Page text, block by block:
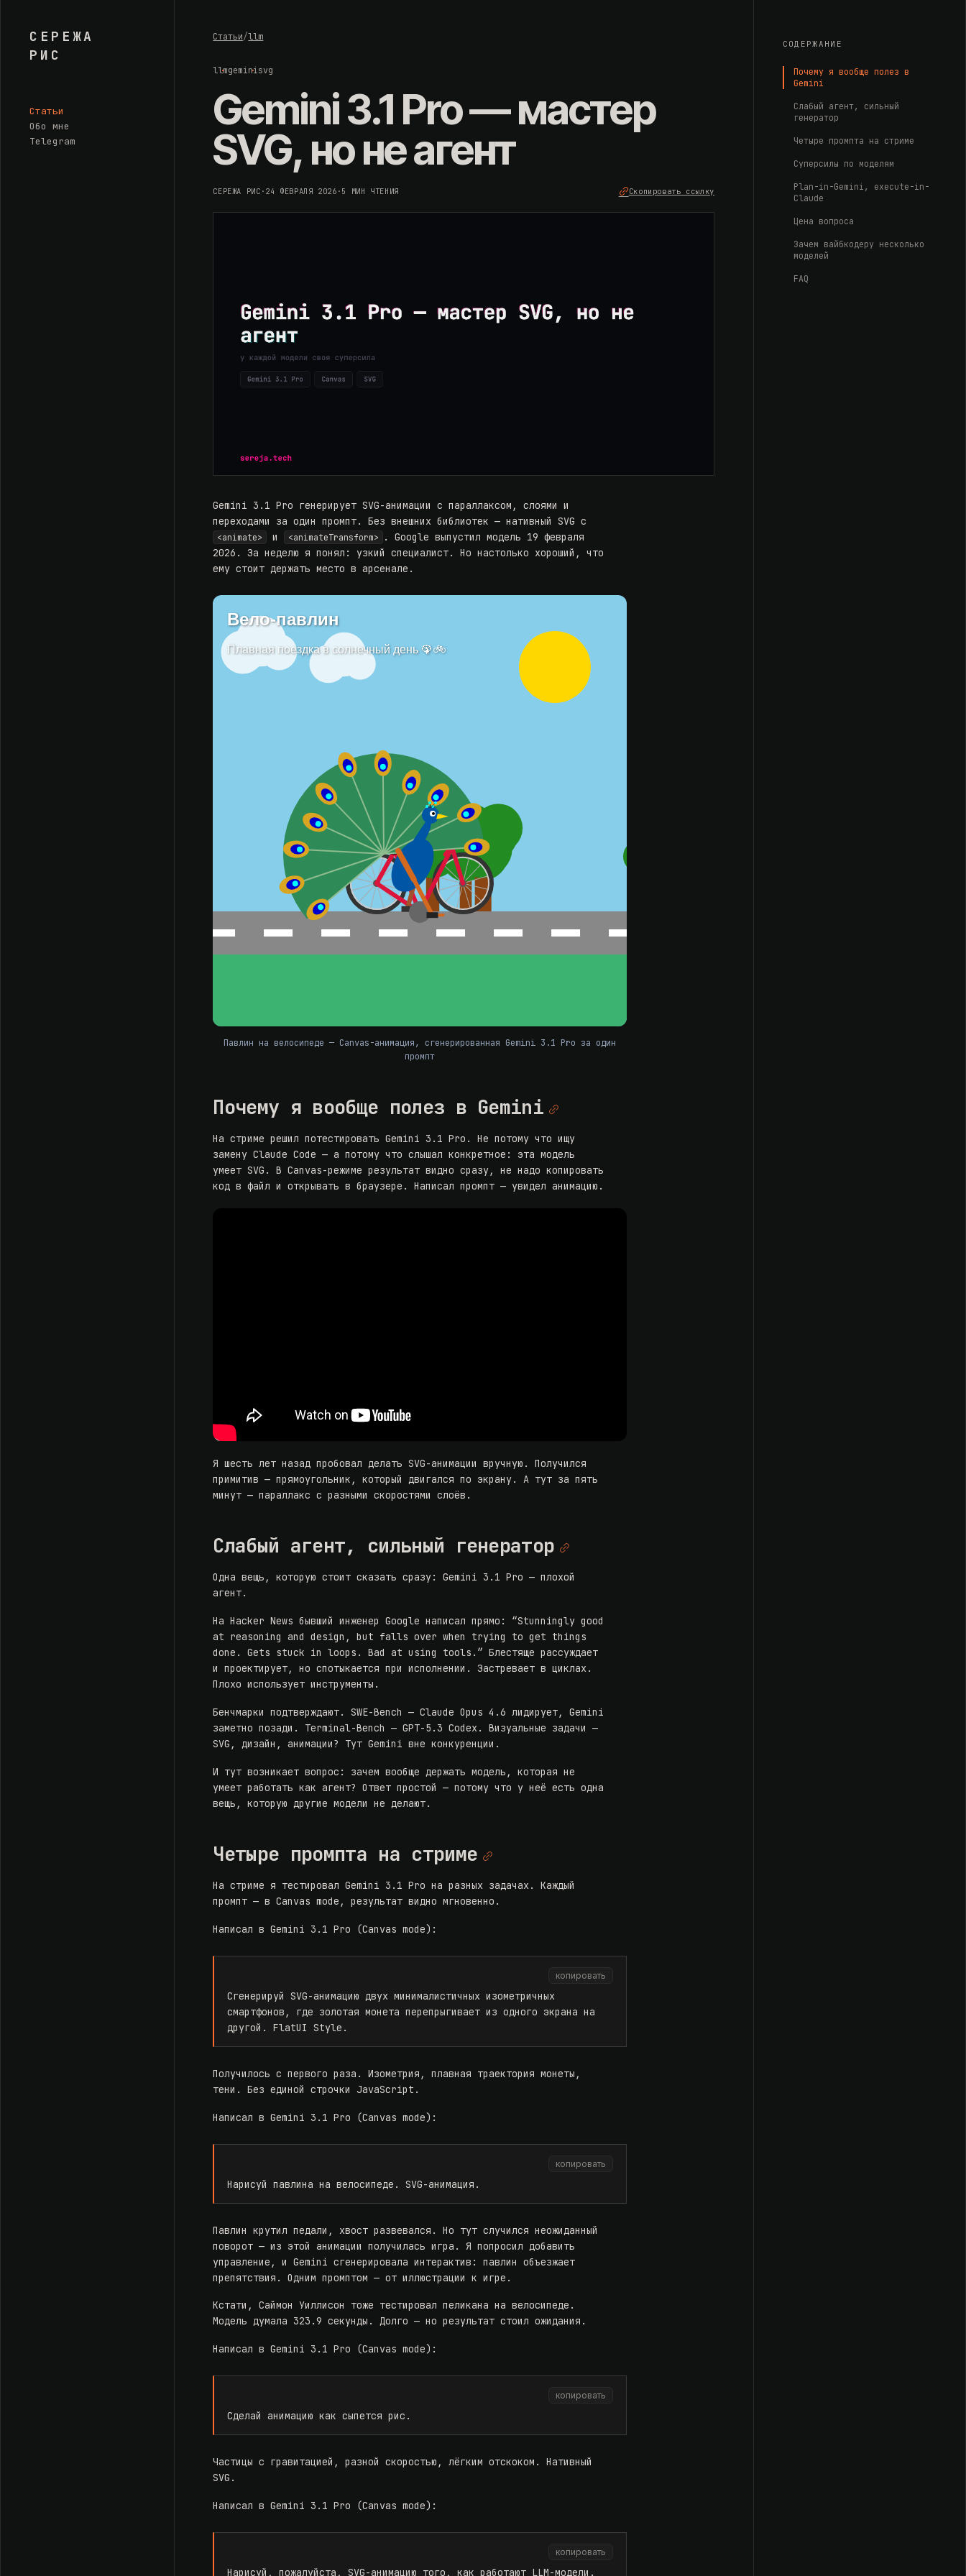
СЕРЕЖА
РИС
Статьи
Обо мне
Telegram
Статьи/llm
llmgeminisvg
Gemini 3.1 Pro — мастер
SVG, но не агент
СЕРЕЖА РИС · 24 ФЕВРАЛЯ 2026 · 5 МИН ЧТЕНИЯ Скопировать ссылку
Gemini 3.1 Pro генерирует SVG-анимации с параллаксом, слоями и
переходами за один промпт. Без внешних библиотек — нативный SVG с
<animate> и <animateTransform> . Googleвыпустил модель 19 февраля
2026. За неделю я понял: узкий специалист. Но настолько хороший, что
ему стоит держать место в арсенале.
Павлин на велосипеде — Canvas-анимация, сгенерированная Gemini 3.1 Pro за один
промпт
Почему я вообще полез в Gemini
Настриме решил потестировать Gemini 3.1 Pro. Не потому что ищу
замену Claude Code — а потому что слышал конкретное: эта модель
умеет SVG. В Canvas-режиме результат видно сразу, не надо копировать
код в файл и открывать в браузере. Написал промпт — увидел анимацию.
Я шесть лет назад пробовал делать SVG-анимации вручную. Получился
примитив — прямоугольник, который двигался по экрану. А тут за пять
минут — параллакс с разными скоростями слоёв.
Слабый агент, сильный генератор
Одна вещь, которую стоит сказать сразу: Gemini 3.1 Pro — плохой
агент.
На Hacker News бывший инженер Googleнаписал прямо : “Stunningly good
at reasoning and design, but falls over when trying to get things
done. Gets stuck in loops. Bad at using tools.” Блестяще рассуждает
и проектирует, но спотыкается при исполнении. Застревает в циклах.
Плохо использует инструменты.
Бенчмарки подтверждают.SWE-Bench — Claude Opus 4.6 лидирует, Gemini
заметно позади. Terminal-Bench — GPT-5.3 Codex. Визуальные задачи —
SVG, дизайн, анимации? Тут Gemini вне конкуренции.
И тут возникает вопрос: зачем вообще держать модель, которая не
умеет работать как агент? Ответ простой — потому что у неё есть одна
вещь, которую другие модели не делают.
Четыре промпта на стриме
На стриме я тестировал Gemini 3.1 Pro на разных задачах. Каждый
промпт — в Canvas mode, результат видно мгновенно.
Написал в Gemini 3.1 Pro (Canvas mode):
копировать
Сгенерируй SVG-анимацию двух минималистичных изометричных
смартфонов, где золотая монета перепрыгивает из одного экрана на
другой. FlatUI Style.
Получилось с первого раза. Изометрия, плавная траектория монеты,
тени. Без единой строчки JavaScript.
Написал в Gemini 3.1 Pro (Canvas mode):
копировать
Нарисуй павлина на велосипеде. SVG-анимация.
Павлин крутил педали, хвост развевался. Но тут случился неожиданный
поворот — из этой анимации получилась игра. Я попросил добавить
управление, и Gemini сгенерировала интерактив: павлин объезжает
препятствия. Одним промптом — от иллюстрации к игре.
Кстати, Саймон Уиллисон тоже тестировал пеликана на велосипеде .
Модель думала 323.9 секунды. Долго — но результат стоил ожидания.
Написал в Gemini 3.1 Pro (Canvas mode):
копировать
Сделай анимацию как сыпется рис.
Частицы с гравитацией, разной скоростью, лёгким отскоком. Нативный
SVG.
Написал в Gemini 3.1 Pro (Canvas mode):
копировать
Нарисуй, пожалуйста, SVG-анимацию того, как работают LLM-модели.
СОДЕРЖАНИЕ
Почему я вообще полез в
Gemini
Слабый агент, сильный
генератор
Четыре промпта на стриме
Суперсилы по моделям
Plan-in-Gemini, execute-in-
Claude
Цена вопроса
Зачем вайбкодеру несколько
моделей
FAQ